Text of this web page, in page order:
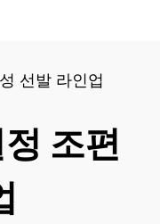
선발 라인업
조편